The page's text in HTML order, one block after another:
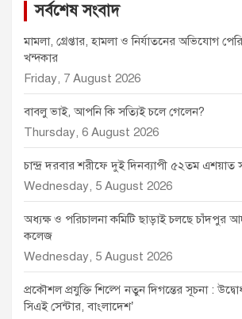
সর্বশেষ সংবাদ
মামলা, গ্রেপ্তার, হামলা ও নির্যাতনের অভিযোগ
খন্দকার
Friday, 7 August 2026
বাবলু ভাই, আপনি কি সত্যিই চলে গেলেন?
Thursday, 6 August 2026
চান্দ্র দরবার শরীফে দুই দিনব্যাপী ৫২তম এশয়াত
Wednesday, 5 August 2026
অধ্যক্ষ ও পরিচালনা কমিটি ছাড়াই চলছে চাঁদপুর
কলেজ
Wednesday, 5 August 2026
প্রকৌশল প্রযুক্তি শিল্পে নতুন দিগন্তের সূচনা :
সিএই সেন্টার, বাংলাদেশ’